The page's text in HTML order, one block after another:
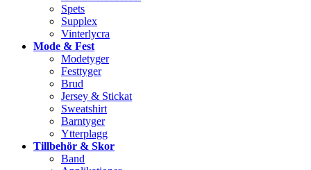
Spets
Supplex
Vinterlycra
Mode & Fest
Modetyger
Festtyger
Brud
Jersey & Stickat
Sweatshirt
Barntyger
Ytterplagg
Tillbehör & Skor
Band